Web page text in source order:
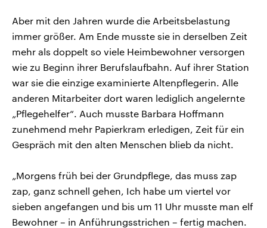
Aber mit den Jahren wurde die Arbeitsbelastung
immer größer. Am Ende musste sie in derselben Zeit
mehr als doppelt so viele Heimbewohner versorgen
wie zu Beginn ihrer Berufslaufbahn. Auf ihrer Station
war sie die einzige examinierte Altenpflegerin. Alle
anderen Mitarbeiter dort waren lediglich angelernte
„Pflegehelfer“. Auch musste Barbara Hoffmann
zunehmend mehr Papierkram erledigen, Zeit für ein
Gespräch mit den alten Menschen blieb da nicht.
„Morgens früh bei der Grundpflege, das muss zap
zap, ganz schnell gehen, Ich habe um viertel vor
sieben angefangen und bis um 11 Uhr musste man elf
Bewohner – in Anführungsstrichen – fertig machen.